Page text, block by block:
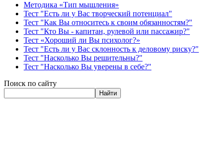
Методика «Тип мышления»
Тест "Есть ли у Вас творческий потенциал"
Тест "Как Вы относитесь к своим обязанностям?"
Тест "Кто Вы - капитан, рулевой или пассажир?"
Тест «Хороший ли Вы психолог?»
Тест "Есть ли у Вас склонность к деловому риску?"
Тест "Насколько Вы решительны?"
Тест "Насколько Вы уверены в себе?"
Поиск по сайту
Найти